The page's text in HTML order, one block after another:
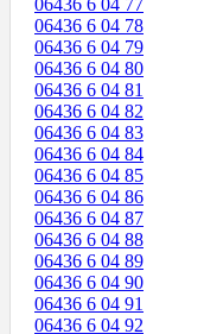
06436 6 04 77
06436 6 04 78
06436 6 04 79
06436 6 04 80
06436 6 04 81
06436 6 04 82
06436 6 04 83
06436 6 04 84
06436 6 04 85
06436 6 04 86
06436 6 04 87
06436 6 04 88
06436 6 04 89
06436 6 04 90
06436 6 04 91
06436 6 04 92